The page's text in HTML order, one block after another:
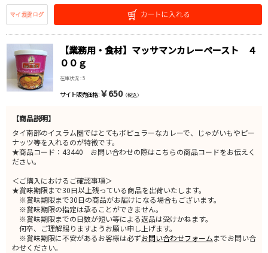
【業務用・食材】マッサマンカレーペースト ４
００ｇ
在庫状況 : 5
サイト販売価格 : ￥650（税込）
【商品説明】
タイ南部のイスラム圏ではとてもポピュラーなカレーで、じゃがいもやピー
ナッツ等を入れるのが特徴です。
★商品コード：43440 お問い合わせの際はこちらの商品コードをお伝えく
ださい。
＜ご購入におけるご確認事項＞
★賞味期限まで30日以上残っている商品を出荷いたします。
※賞味期限まで30日の商品がお届けになる場合もございます。
※賞味期限の指定は承ることができません。
※賞味期限までの日数が短い等による返品は受けかねます。
何卒、ご理解賜りますようお願い申し上げます。
※賞味期限に不安があるお客様は必ずお問い合わせフォームまでお問い合
わせください。